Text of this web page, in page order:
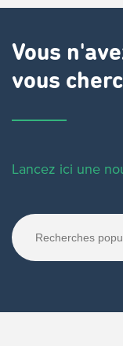
Vous
vous
Lancez ici une